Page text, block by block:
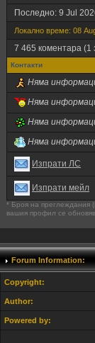
Последно: 9 Jul
Локално време: 08
7 465 коментара (1
Контакти
Няма
Няма
Няма
Няма
Изпрати ЛС
Изпрати мейл
* Броя на преглеждания
вашия профил се
Forum Information:
Copyright:
Author:
Powered by: